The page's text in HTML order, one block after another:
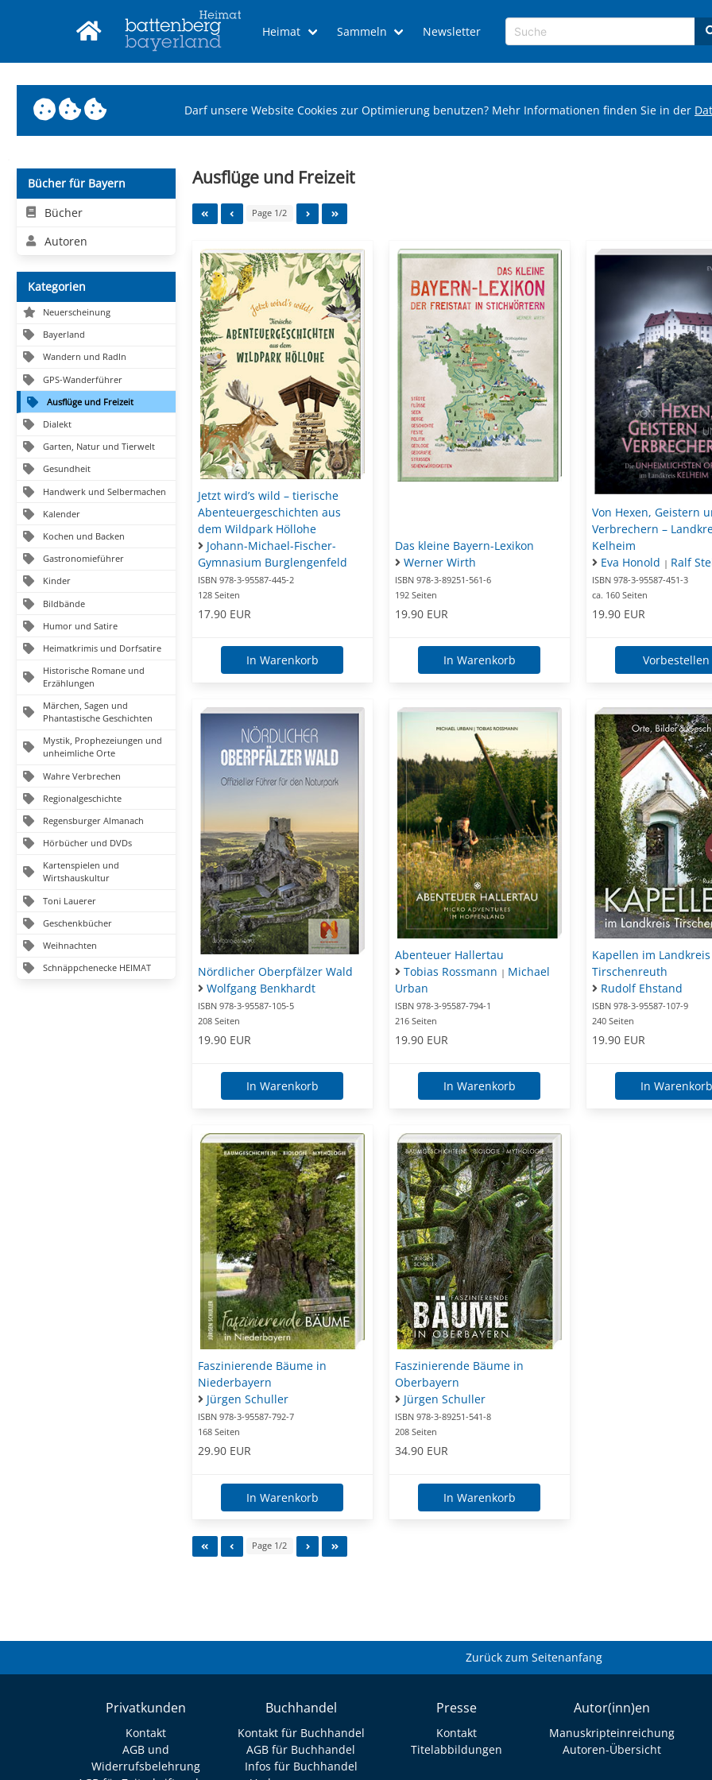
Heimat Sammeln Newsletter
Darf unsere Website Cookies zur Optimierung benutzen? Mehr Informationen finden Sie in der
Bücher für Bayern
Bücher
Autoren
Kategorien
Neuerscheinung
Bayerland
Wandern und Radln
GPS-Wanderführer
Ausflüge und Freizeit
Dialekt
Garten, Natur und Tierwelt
Gesundheit
Handwerk und Selbermachen
Kalender
Kochen und Backen
Gastronomieführer
Kinder
Bildbände
Humor und Satire
Heimatkrimis und Dorfsatire
Historische Romane und
Erzählungen
Märchen, Sagen und
Phantastische Geschichten
Mystik, Prophezeiungen und
unheimliche Orte
Wahre Verbrechen
Regionalgeschichte
Regensburger Almanach
Hörbücher und DVDs
Kartenspielen und
Wirtshauskultur
Toni Lauerer
Geschenkbücher
Weihnachten
Schnäppchenecke HEIMAT
Ausflüge und Freizeit
Page 1/2
Jetzt wird’s wild – tierische
Abenteuergeschichten aus
dem Wildpark Höllohe
Johann-Michael-Fischer-
Gymnasium Burglengenfeld
ISBN 978-3-95587-445-2
128 Seiten
17.90 EUR
In Warenkorb
Das kleine Bayern-Lexikon
Werner Wirth
ISBN 978-3-89251-561-6
192 Seiten
19.90 EUR
In Warenkorb
Von Hexen, Geistern
Verbrechern –
Kelheim
Eva Honold | Ralf
ISBN 978-3-95587-451-3
ca. 160 Seiten
19.90 EUR
Vorbestellen
Nördlicher Oberpfälzer Wald
Wolfgang Benkhardt
ISBN 978-3-95587-105-5
208 Seiten
19.90 EUR
In Warenkorb
Abenteuer Hallertau
Tobias Rossmann | Michael
Urban
ISBN 978-3-95587-794-1
216 Seiten
19.90 EUR
In Warenkorb
Kapellen im Landkreis
Tirschenreuth
Rudolf Ehstand
ISBN 978-3-95587-107-9
240 Seiten
19.90 EUR
In Warenkorb
Faszinierende Bäume in
Niederbayern
Jürgen Schuller
ISBN 978-3-95587-792-7
168 Seiten
29.90 EUR
In Warenkorb
Faszinierende Bäume in
Oberbayern
Jürgen Schuller
ISBN 978-3-89251-541-8
208 Seiten
34.90 EUR
In Warenkorb
Page 1/2
Zurück zum Seitenanfang
Privatkunden
Kontakt
AGB und
Widerrufsbelehrung
Buchhandel
Kontakt für Buchhandel
AGB für Buchhandel
Infos für Buchhandel
Presse
Kontakt
Titelabbildungen
Autor(inn)en
Manuskripteinreichung
Autoren-Übersicht